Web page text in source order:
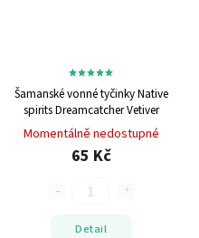
Šamanské vonné tyčinky Native
spirits Dreamcatcher Vetiver
Momentálně nedostupné
65 Kč
Detail